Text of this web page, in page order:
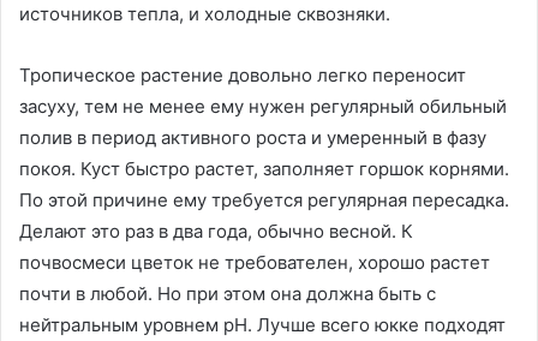
источников тепла, и холодные сквозняки.
Тропическое растение довольно легко переносит
засуху, тем не менее ему нужен регулярный обильный
полив в период активного роста и умеренный в фазу
покоя. Куст быстро растет, заполняет горшок корнями.
По этой причине ему требуется регулярная пересадка.
Делают это раз в два года, обычно весной. К
почвосмеси цветок не требователен, хорошо растет
почти в любой. Но при этом она должна быть с
нейтральным уровнем рН. Лучше всего юкке подходят